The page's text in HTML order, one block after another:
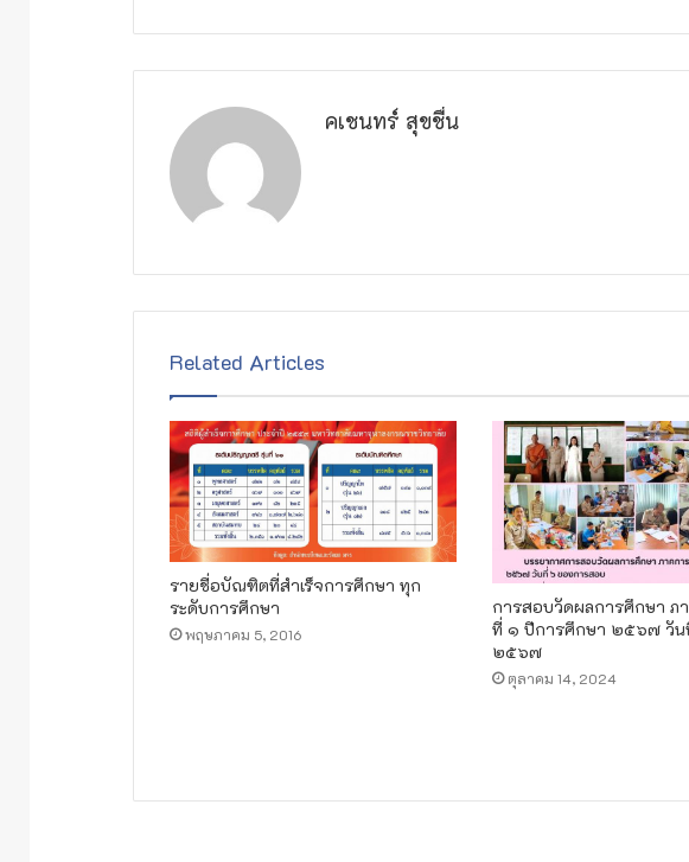
คเชนทร์ สุขชื่น
Related Articles
รายชื่อบัณฑิตที่สำเร็จการศึกษา ทุก
ระดับการศึกษา
พฤษภาคม 5, 2016
การสอบวัดผลการศึกษา ภ
ที่ ๑ ปีการศึกษา ๒๕๖๗ วัน
๒๕๖๗
ตุลาคม 14, 2024